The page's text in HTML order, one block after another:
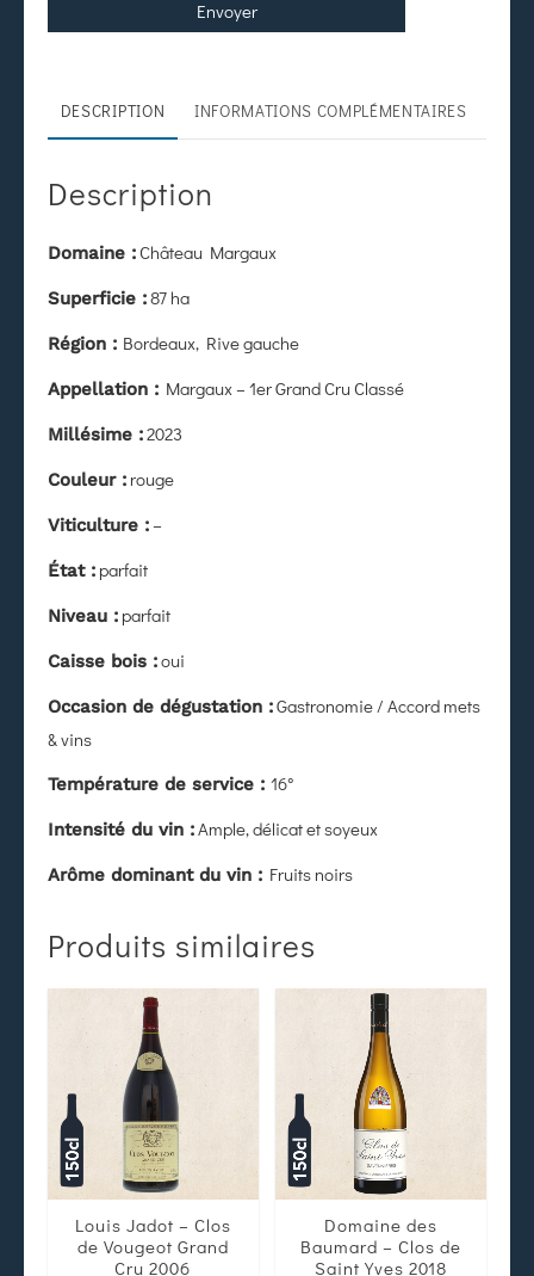
Envoyer
DESCRIPTION INFORMATIONS COMPLÉMENTAIRES
Description
Domaine :Château Margaux
Superficie :87 ha
Région : Bordeaux, Rive gauche
Appellation : Margaux – 1er Grand Cru Classé
Millésime :2023
Couleur : rouge
Viticulture :–
État: parfait
Niveau : parfait
Caisse bois :oui
Occasion de dégustation :Gastronomie / Accord mets
& vins
Température de service : 16°
Intensité du vin :Ample, délicat et soyeux
Arôme dominant du vin : Fruits noirs
Produits similaires
Louis Jadot – Clos
de Vougeot Grand
Cru 2006
Domaine des
Baumard – Clos de
Saint Yves 2018